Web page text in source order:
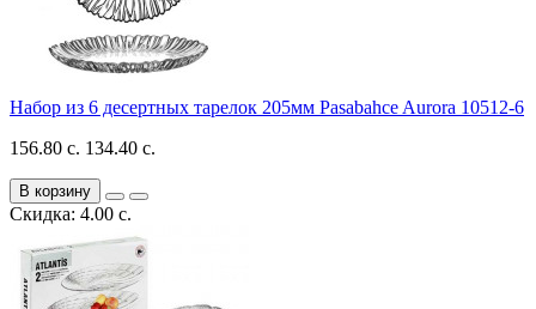
Набор из 6 десертных тарелок 205мм Pasabahce Aurora 10512-6
156.80 с. 134.40 с.
В корзину
Скидка: 4.00 с.